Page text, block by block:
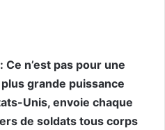
n’est pas pour une
grande puissance
Unis, envoie chaque
de soldats tous corps